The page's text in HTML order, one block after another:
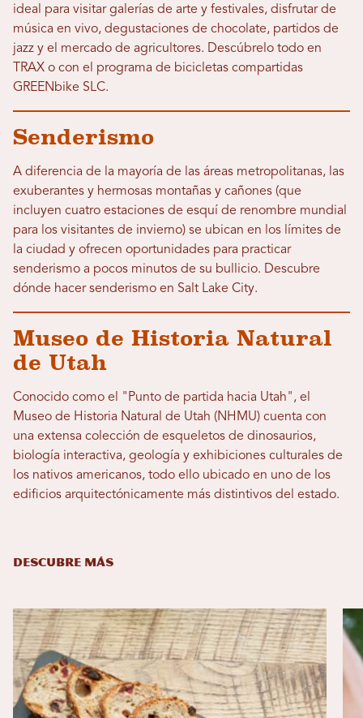
ideal para visitar galerías de arte y festivales, disfrutar de
música en vivo, degustaciones de chocolate, partidos de
jazz y el mercado de agricultores. Descúbrelo todo en
TRAX o con el programa de bicicletas compartidas
GREENbike SLC.
Senderismo
A diferencia de la mayoría de las áreas metropolitanas, las
exuberantes y hermosas montañas y cañones (que
incluyen cuatro estaciones de esquí de renombre mundial
para los visitantes de invierno) se ubican en los límites de
la ciudad y ofrecen oportunidades para practicar
senderismo a pocos minutos de su bullicio. Descubre
dónde hacer senderismo en Salt Lake City.
Museo de Historia Natural
de Utah
Conocido como el "Punto de partida hacia Utah", el
Museo de Historia Natural de Utah (NHMU) cuenta con
una extensa colección de esqueletos de dinosaurios,
biología interactiva, geología y exhibiciones culturales de
los nativos americanos, todo ello ubicado en uno de los
edificios arquitectónicamente más distintivos del estado.
DESCUBRE MÁS